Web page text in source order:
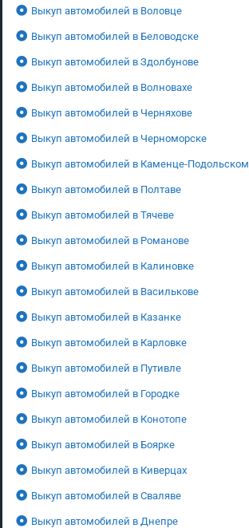
Выкуп автомобилей в Воловце
Выкуп автомобилей в Беловодске
Выкуп автомобилей в Здолбунове
Выкуп автомобилей в Волновахе
Выкуп автомобилей в Черняхове
Выкуп автомобилей в Черноморске
Выкуп автомобилей в Каменце-Подольском
Выкуп автомобилей в Полтаве
Выкуп автомобилей в Тячеве
Выкуп автомобилей в Романове
Выкуп автомобилей в Калиновке
Выкуп автомобилей в Василькове
Выкуп автомобилей в Казанке
Выкуп автомобилей в Карловке
Выкуп автомобилей в Путивле
Выкуп автомобилей в Городке
Выкуп автомобилей в Конотопе
Выкуп автомобилей в Боярке
Выкуп автомобилей в Киверцах
Выкуп автомобилей в Сваляве
Выкуп автомобилей в Днепре